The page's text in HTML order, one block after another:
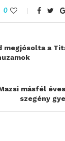
0
megjósolta a
másfél
szegény